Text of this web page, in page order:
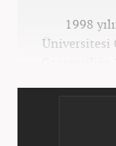
1998
Üniversitesi